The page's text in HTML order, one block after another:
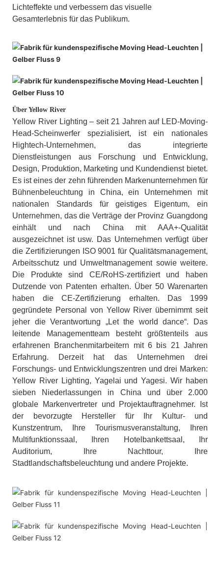
Lichteffekte und verbessern das visuelle
Gesamterlebnis für das Publikum.
Über Yellow River
Yellow River Lighting – seit 21 Jahren auf LED-Moving-
Head-Scheinwerfer spezialisiert, ist ein nationales
Hightech-Unternehmen, das integrierte
Dienstleistungen aus Forschung und Entwicklung,
Design, Produktion, Marketing und Kundendienst bietet.
Es ist eines der zehn führenden Markenunternehmen für
Bühnenbeleuchtung in China, ein Unternehmen mit
nationalen Standards für geistiges Eigentum, ein
Unternehmen, das die Verträge der Provinz Guangdong
einhält und nach China mit AAA+-Qualität
ausgezeichnet ist usw. Das Unternehmen verfügt über
die Zertifizierungen ISO 9001 für Qualitätsmanagement,
Arbeitsschutz und Umweltmanagement sowie weitere.
Die Produkte sind CE/RoHS-zertifiziert und haben
Dutzende von Patenten erhalten. Über 50 Warenarten
haben die CE-Zertifizierung erhalten. Das 1999
gegründete Personal von Yellow River übernimmt seit
jeher die Verantwortung „Let the world dance“. Das
leitende Managementteam besteht größtenteils aus
erfahrenen Branchenmitarbeitern mit 6 bis 21 Jahren
Erfahrung. Derzeit hat das Unternehmen drei
Forschungs- und Entwicklungszentren und drei Marken:
Yellow River Lighting, Yagelai und Yagesi. Wir haben
sieben Niederlassungen in China und über 2.000
globale Markenvertreter und Projektauftragnehmer. Ist
der bevorzugte Hersteller für Ihr Kultur- und
Kunstzentrum, Ihre Tourismusveranstaltung, Ihren
Multifunktionssaal, Ihren Hotelbankettsaal, Ihr
Auditorium, Ihre Nachttour, Ihre
Stadtlandschaftsbeleuchtung und andere Projekte.